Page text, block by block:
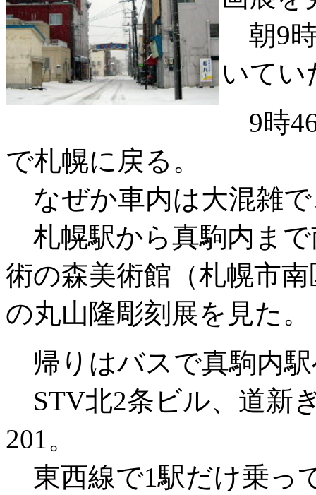
朝9
いてい
9時
で札幌に戻る。
なぜか車内は大混雑
札幌駅から真駒内ま
術の森美術館（札幌市
の丸山隆彫刻展を見た。
帰りはバスで真駒内
STV北2条ビル、道新
201。
東西線で1駅だけ乗っ